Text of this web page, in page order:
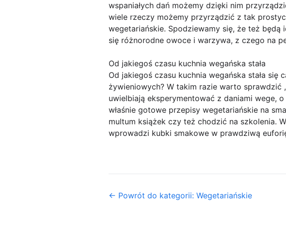
wspaniałych dań możemy dzięki nim
wiele rzeczy możemy przyrządzić z tak
wegetariańskie. Spodziewamy się, że też
się różnorodne owoce i warzywa, z czego na
Od jakiegoś czasu kuchnia wegańska stała
Od jakiegoś czasu kuchnia wegańska stała
żywieniowych? W takim razie warto sprawdzić
uwielbiają eksperymentować z daniami wege,
właśnie gotowe przepisy wegetariańskie na
multum książek czy też chodzić na szkolenia.
wprowadzi kubki smakowe w prawdziwą
← Powrót do kategorii: Wegetariańskie